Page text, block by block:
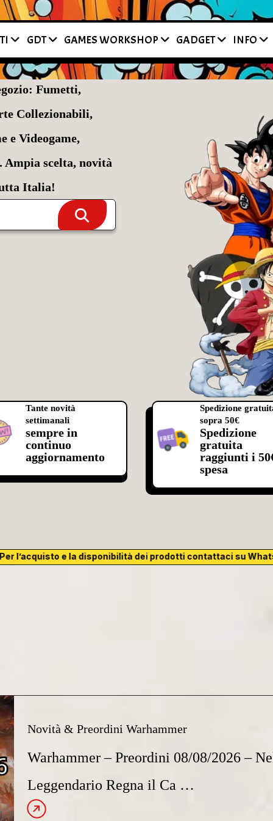
e la disponibilità dei prodotti contattaci su
GDT GAMES WORKSHOP GADGET INFO
Fumetti,
Collezionabili,
e Videogame,
scelta, novità
Italia!
Tante novità
settimanali
sempre in
continuo
aggiornamento
Spedizione
sopra 50€
Spedizione
gratuita
raggiunti i
spesa
e la disponibilità dei prodotti contattaci su
Novità & Preordini Warhammer
Warhammer – Preordini 08/08/2026 –
Leggendario Regna il Ca …
Leggi l’articolo